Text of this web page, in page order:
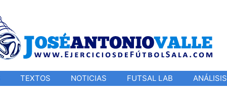
TEXTOS NOTICIAS FUTSAL LAB ANÁLISIS